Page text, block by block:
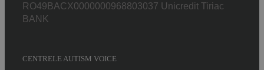
RO49BACX0000000968803037 Unicredit Tiriac
BANK
CENTRELE AUTISM VOICE